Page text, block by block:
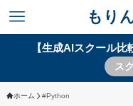
もり
【生成AIスクール
ス
ホーム #Python